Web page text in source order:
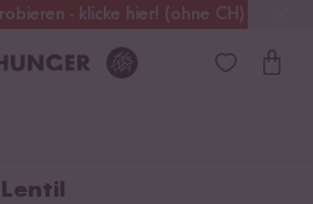
- klicke hier! (ohne CH)
Kostenloser Versand